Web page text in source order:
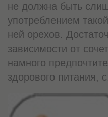
не должна быть
употреблением
ней орехов.
зависимости от
намного
здорового питания,